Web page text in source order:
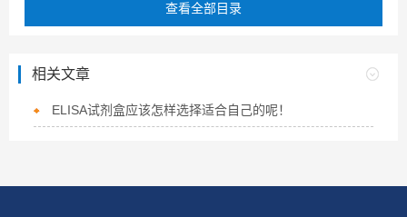
查看全部目录
相关文章
ELISA试剂盒应该怎样选择适合自己的呢！